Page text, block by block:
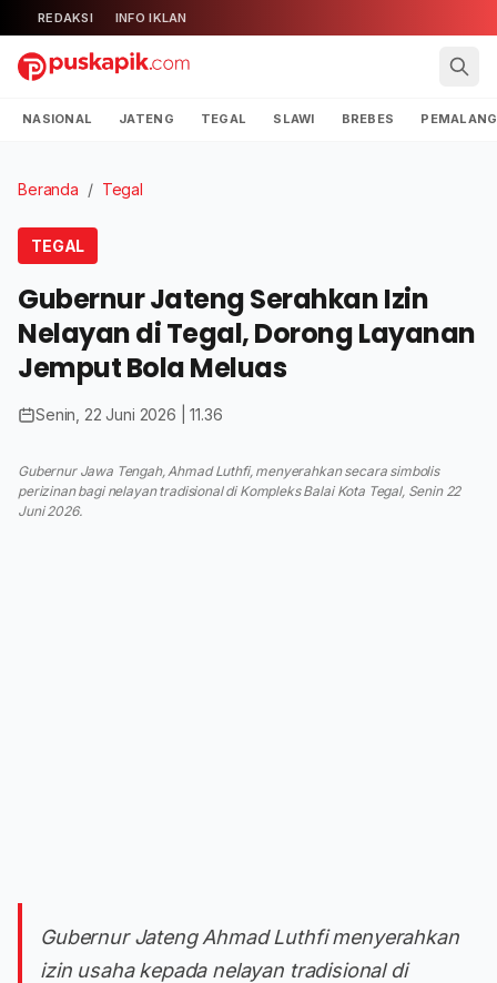
REDAKSI INFO IKLAN
NASIONAL JATENG TEGAL SLAWI BREBES PEMALANG
Beranda / Tegal
TEGAL
Gubernur Jateng Serahkan Izin
Nelayan di Tegal, Dorong Layanan
Jemput Bola Meluas
Senin, 22 Juni 2026 | 11.36
Gubernur Jawa Tengah, Ahmad Luthfi, menyerahkan secara simbolis
perizinan bagi nelayan tradisional di Kompleks Balai Kota Tegal, Senin 22
Juni 2026.
Gubernur Jateng Ahmad Luthfi menyerahkan
izin usaha kepada nelayan tradisional di